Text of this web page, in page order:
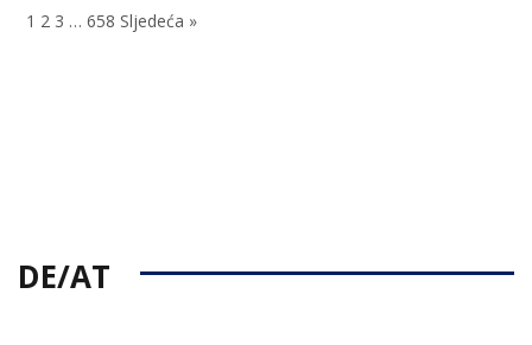
1 2 3 … 658 Sljedeća »
DE/AT